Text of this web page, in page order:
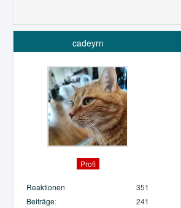
cadeyrn
Profi
Reaktionen
351
Beiträge
241